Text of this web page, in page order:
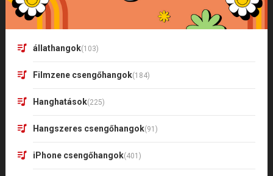
állathangok(103)
Filmzene csengőhangok(184)
Hanghatások(225)
Hangszeres csengőhangok(91)
iPhone csengőhangok(401)